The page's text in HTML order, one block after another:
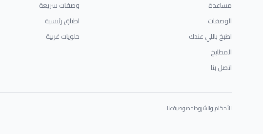
مساعدة
الوصفات
اطبخ باللي عندك
المطابخ
اتصل بنا
وصفات سريعة
اطباق رئيسية
حلويات غربية
الأحكام والشروطخصوصيةعنا